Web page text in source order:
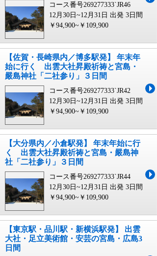
コース番号269277333`JR46
12月30日~12月31日 出発 3日間
￥94,900~￥109,900
【佐賀・長崎県内／博多駅発】 年末年
始に行く 出雲大社昇殿祈祷と宮島・
嚴島神社「二社参り」３日間
コース番号269277333`JR42
12月30日~12月31日 出発 3日間
￥94,900~￥109,900
【大分県内／小倉駅発】 年末年始に行
く 出雲大社昇殿祈祷と宮島・嚴島神
社「二社参り」３日間
コース番号269277333`JR44
12月30日~12月31日 出発 3日間
￥94,900~￥109,900
【東京駅・品川駅・新横浜駅発】 出雲
大社・足立美術館・安芸の宮島・広島3
日間